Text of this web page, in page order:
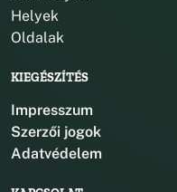
Helyek
Oldalak
KIEGÉSZÍTÉS
Impresszum
Szerzői jogok
Adatvédelem